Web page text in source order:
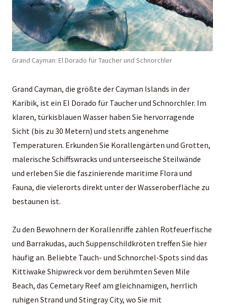
Grand Cayman: El Dorado für Taucher und Schnorchler
Grand Cayman, die größte der Cayman Islands in der
Karibik, ist ein El Dorado für Taucher und Schnorchler. Im
klaren, türkisblauen Wasser haben Sie hervorragende
Sicht (bis zu 30 Metern) und stets angenehme
Temperaturen. Erkunden Sie Korallengärten und Grotten,
malerische Schiffswracks und unterseeische Steilwände
und erleben Sie die faszinierende maritime Flora und
Fauna, die vielerorts direkt unter der Wasseroberfläche zu
bestaunen ist.
Zu den Bewohnern der Korallenriffe zählen Rotfeuerfische
und Barrakudas, auch Suppenschildkröten treffen Sie hier
häufig an. Beliebte Tauch- und Schnorchel-Spots sind das
Kittiwake Shipwreck vor dem berühmten Seven Mile
Beach, das Cemetary Reef am gleichnamigen, herrlich
ruhigen Strand und Stingray City, wo Sie mit